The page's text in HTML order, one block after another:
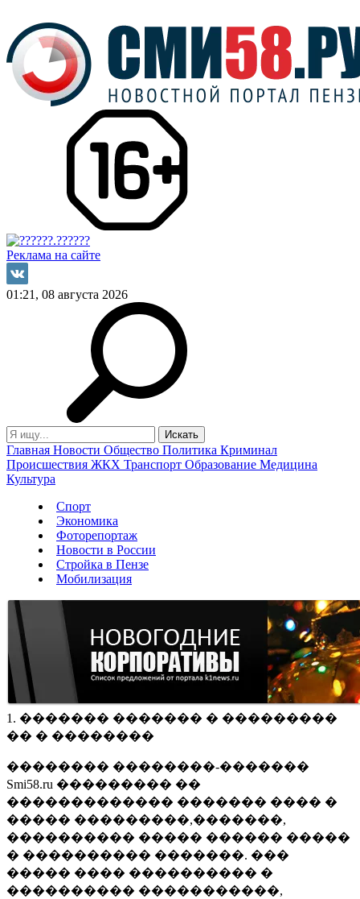
Реклама на сайте
01:21, 08 августа 2026
Главная Новости Общество Политика Криминал
Происшествия ЖКХ Транспорт Образование Медицина
Культура
Спорт
Экономика
Фоторепортаж
Новости в России
Стройка в Пензе
Мобилизация
1. ������� ������� � ���������
�� � ��������
�������� ��������-�������
Smi58.ru ��������� ��
������������� ������� ���� �
����� ���������,�������,
���������� ����� ������ �����
� ���������� �������. ���
����� ���� ���������� �
���������� �����������,